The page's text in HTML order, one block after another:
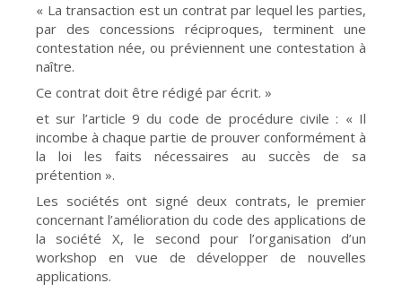
« La transaction est un contrat par lequel les parties,
par des concessions réciproques, terminent une
contestation née, ou préviennent une contestation à
naître.
Ce contrat doit être rédigé par écrit. »
et sur l’article 9 du code de procédure civile : « Il
incombe à chaque partie de prouver conformément à
la loi les faits nécessaires au succès de sa
prétention ».
Les sociétés ont signé deux contrats, le premier
concernant l’amélioration du code des applications de
la société X, le second pour l’organisation d’un
workshop en vue de développer de nouvelles
applications.